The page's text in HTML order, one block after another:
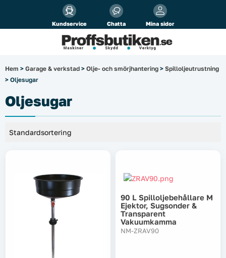
Kundservice Chatta Mina sidor
Alla priser visasinkl. moms!
Företag Privat
Arbetsplats
El & belysning
Fordonsbelysning & lastbilstillbehör
Garage & verkstad
Laserinstrument
Lyft, transport & materialhantering
Hem > Garage & verkstad > Olje- och smörjhantering > Spilloljeutrustning
> Oljesugar
Oljesugar
90 L Spilloljebehållare M
Ejektor, Sugsonder &
Transparent
Vakuumkamma
NM-ZRAV90